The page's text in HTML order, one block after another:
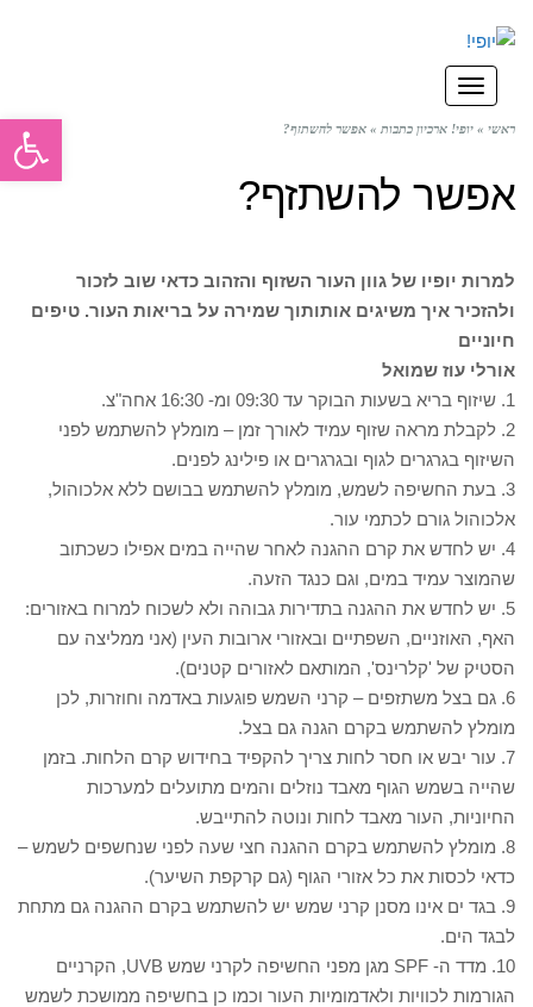
תפריט
ראשי » יופי! ארכיון כתבות » אפשר להשתזף?
אפשר להשתזף?
למרות יופיו של גוון העור השזוף והזהוב כדאי שוב לזכור
ולהזכיר איך משיגים אותותוך שמירה על בריאות העור. טיפים
חיוניים
אורלי עוז שמואל
1. שיזוף בריא בשעות הבוקר עד 09:30 ומ- 16:30 אחה"צ.
2. לקבלת מראה שזוף עמיד לאורך זמן – מומלץ להשתמש לפני
השיזוף בגרגרים לגוף ובגרגרים או פילינג לפנים.
3. בעת החשיפה לשמש, מומלץ להשתמש בבושם ללא אלכוהול,
אלכוהול גורם לכתמי עור.
4. יש לחדש את קרם ההגנה לאחר שהייה במים אפילו כשכתוב
שהמוצר עמיד במים, וגם כנגד הזעה.
5. יש לחדש את ההגנה בתדירות גבוהה ולא לשכוח למרוח באזורים:
האף, האוזניים, השפתיים ובאזורי ארובות העין (אני ממליצה עם
הסטיק של 'קלרינס', המותאם לאזורים קטנים).
6. גם בצל משתזפים – קרני השמש פוגעות באדמה וחוזרות, לכן
מומלץ להשתמש בקרם הגנה גם בצל.
7. עור יבש או חסר לחות צריך להקפיד בחידוש קרם הלחות. בזמן
שהייה בשמש הגוף מאבד נוזלים והמים מתועלים למערכות
החיוניות, העור מאבד לחות ונוטה להתייבש.
8. מומלץ להשתמש בקרם ההגנה חצי שעה לפני שנחשפים לשמש –
כדאי לכסות את כל אזורי הגוף (גם קרקפת השיער).
9. בגד ים אינו מסנן קרני שמש יש להשתמש בקרם ההגנה גם מתחת
לבגד הים.
10. מדד ה- SPF מגן מפני החשיפה לקרני שמש UVB, הקרניים
הגורמות לכוויות ולאדמומיות העור וכמו כן בחשיפה ממושכת לשמש
פתח